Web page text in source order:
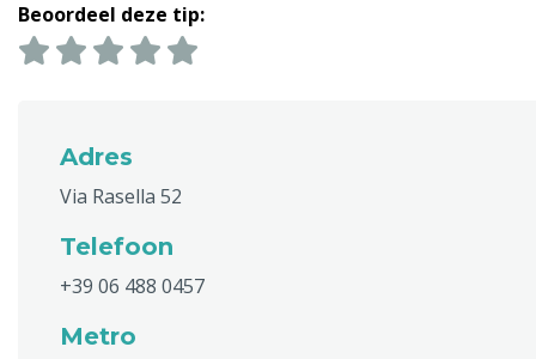
Beoordeel deze tip:
Adres
Via Rasella 52
Telefoon
+39 06 488 0457
Metro